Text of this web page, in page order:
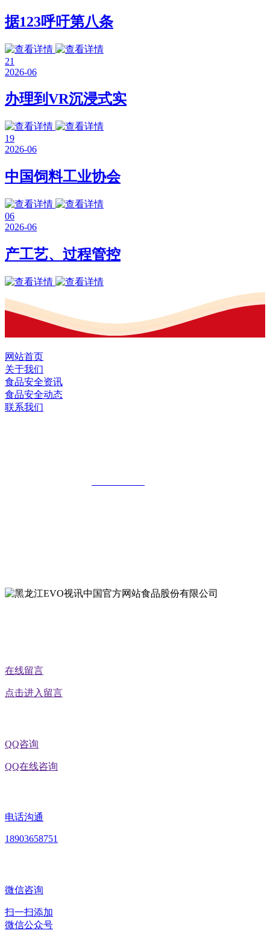
据123呼吁第八条
21
2026-06
办理到VR沉浸式实
19
2026-06
中国饲料工业协会
06
2026-06
产工艺、过程管控
网站首页
关于我们
食品安全资讯
食品安全动态
联系我们
在线留言
点击进入留言
QQ咨询
QQ在线咨询
电话沟通
18903658751
微信咨询
扫一扫添加
微信公众号